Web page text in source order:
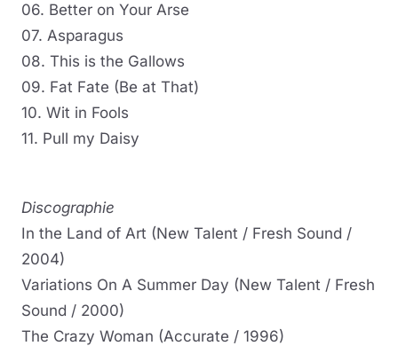
06. Better on Your Arse
07. Asparagus
08. This is the Gallows
09. Fat Fate (Be at That)
10. Wit in Fools
11. Pull my Daisy
Discographie
In the Land of Art (New Talent / Fresh Sound /
2004)
Variations On A Summer Day (New Talent / Fresh
Sound / 2000)
The Crazy Woman (Accurate / 1996)